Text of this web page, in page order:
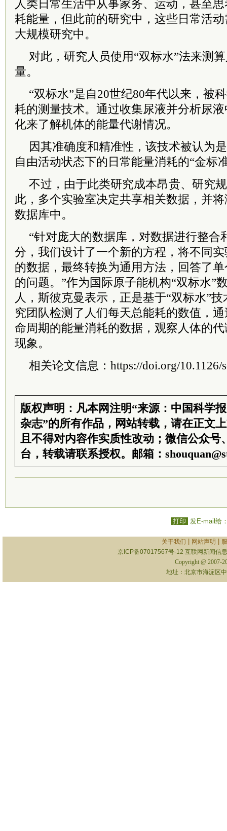
人类日常生活中从事家务、运动，甚至
耗能量，但此前的研究中，这些日常活
大规模研究中。
对此，研究人员使用“双标水”法来测
量。
“双标水”是自20世纪80年代以来，被
耗的测量技术。通过收集尿液并分析尿
化来了解机体的能量代谢情况。
因其准确度和精准性，该技术被认为
自由活动状态下的日常能量消耗的“金标
不过，由于此类研究成本昂贵、研究
此，多个实验室决定共享相关数据，并
数据库中。
“针对庞大的数据库，对数据进行整合
分，我们设计了一个新的方程，将不同
的数据，最终转换为通用方法，回答了
的问题。”作为国际原子能机构“双标水”
人，斯彼克曼表示，正是基于“双标水”
究团队检测了人们每天总能耗的数值，
命周期的能量消耗的数据，观察人体的
现象。
相关论文信息：https://doi.org/10.1126/
版权声明：凡本网注明“来源：中国科学
杂志”的所有作品，网站转载，请在正文
且不得对内容作实质性改动；微信公众号
台，转载请联系授权。邮箱：
打印 发E-mail给
关于我们 网站声明
京ICP备07017567号-12 互联网新闻信
Copyright @ 2007-
地址：北京市海淀区